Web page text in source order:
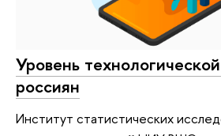
Уровень
россиян
Институт статистических